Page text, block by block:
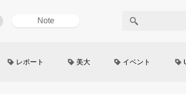
Note
レポート 美大 イベント